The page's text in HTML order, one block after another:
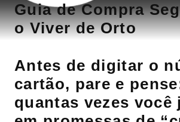
Guia de Compra
o Viver de Orto
Antes de digitar o
cartão, pare e
quantas vezes você